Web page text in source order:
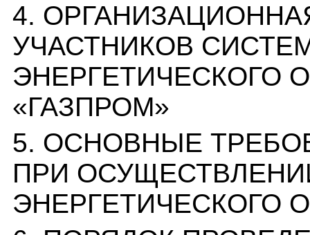
4.
УЧАСТНИКОВ
ЭНЕРГЕТИЧЕСКОГО
«ГАЗПРОМ»
5. ОСНОВНЫЕ
ПРИ
ЭНЕРГЕТИЧЕСКОГО